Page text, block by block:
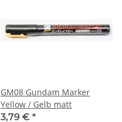
GM08 Gundam Marker
Yellow / Gelb matt
3,79 € *